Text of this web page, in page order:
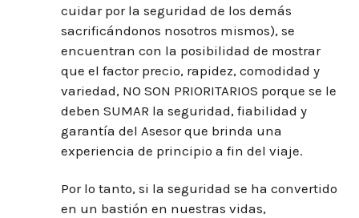
cuidar por la seguridad de los demás
sacrificándonos nosotros mismos), se
encuentran con la posibilidad de mostrar
que el factor precio, rapidez, comodidad y
variedad, NO SON PRIORITARIOS porque se le
deben SUMAR la seguridad, fiabilidad y
garantía del Asesor que brinda una
experiencia de principio a fin del viaje.
Por lo tanto, si la seguridad se ha convertido
en un bastión en nuestras vidas,